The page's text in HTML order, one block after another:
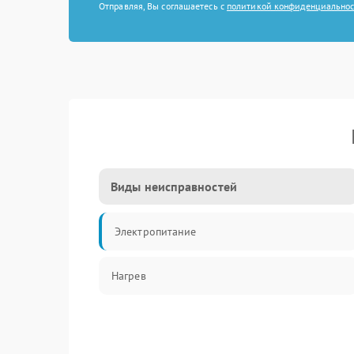
Отправляя, Вы соглашаетесь с политикой
Виды неисправностей
Электропитание
Нагрев